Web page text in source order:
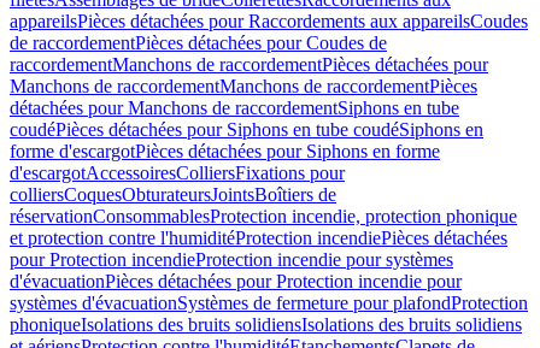
appareilsPièces détachées pour Raccordements aux appareilsCoudes
de raccordementPièces détachées pour Coudes de
raccordementManchons de raccordementPièces détachées pour
Manchons de raccordementManchons de raccordementPièces
détachées pour Manchons de raccordementSiphons en tube
coudéPièces détachées pour Siphons en tube coudéSiphons en
forme d'escargotPièces détachées pour Siphons en forme
d'escargotAccessoiresColliersFixations pour
colliersCoquesObturateursJointsBoîtiers de
réservationConsommablesProtection incendie, protection phonique
et protection contre l'humiditéProtection incendiePièces détachées
pour Protection incendieProtection incendie pour systèmes
d'évacuationPièces détachées pour Protection incendie pour
systèmes d'évacuationSystèmes de fermeture pour plafondProtection
phoniqueIsolations des bruits solidiensIsolations des bruits solidiens